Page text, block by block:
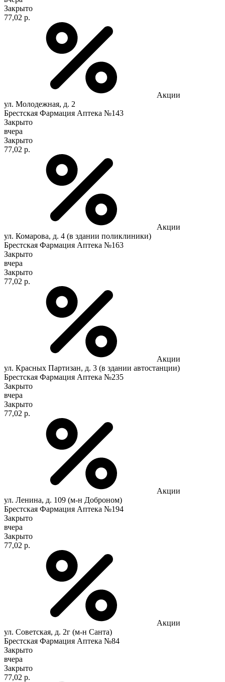
Закрыто
77,02 р.
Акции
ул. Молодежная, д. 2
Брестская Фармация Аптека №143
Закрыто
вчера
Закрыто
77,02 р.
Акции
ул. Комарова, д. 4 (в здании поликлиники)
Брестская Фармация Аптека №163
Закрыто
вчера
Закрыто
77,02 р.
Акции
ул. Красных Партизан, д. 3 (в здании автостанции)
Брестская Фармация Аптека №235
Закрыто
вчера
Закрыто
77,02 р.
Акции
ул. Ленина, д. 109 (м-н Доброном)
Брестская Фармация Аптека №194
Закрыто
вчера
Закрыто
77,02 р.
Акции
ул. Советская, д. 2г (м-н Санта)
Брестская Фармация Аптека №84
Закрыто
вчера
Закрыто
77,02 р.